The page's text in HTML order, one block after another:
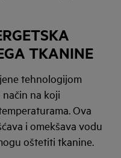
TKANINE
tehnologijom
na koji
Ova
i omekšava vodu
oštetiti tkanine.